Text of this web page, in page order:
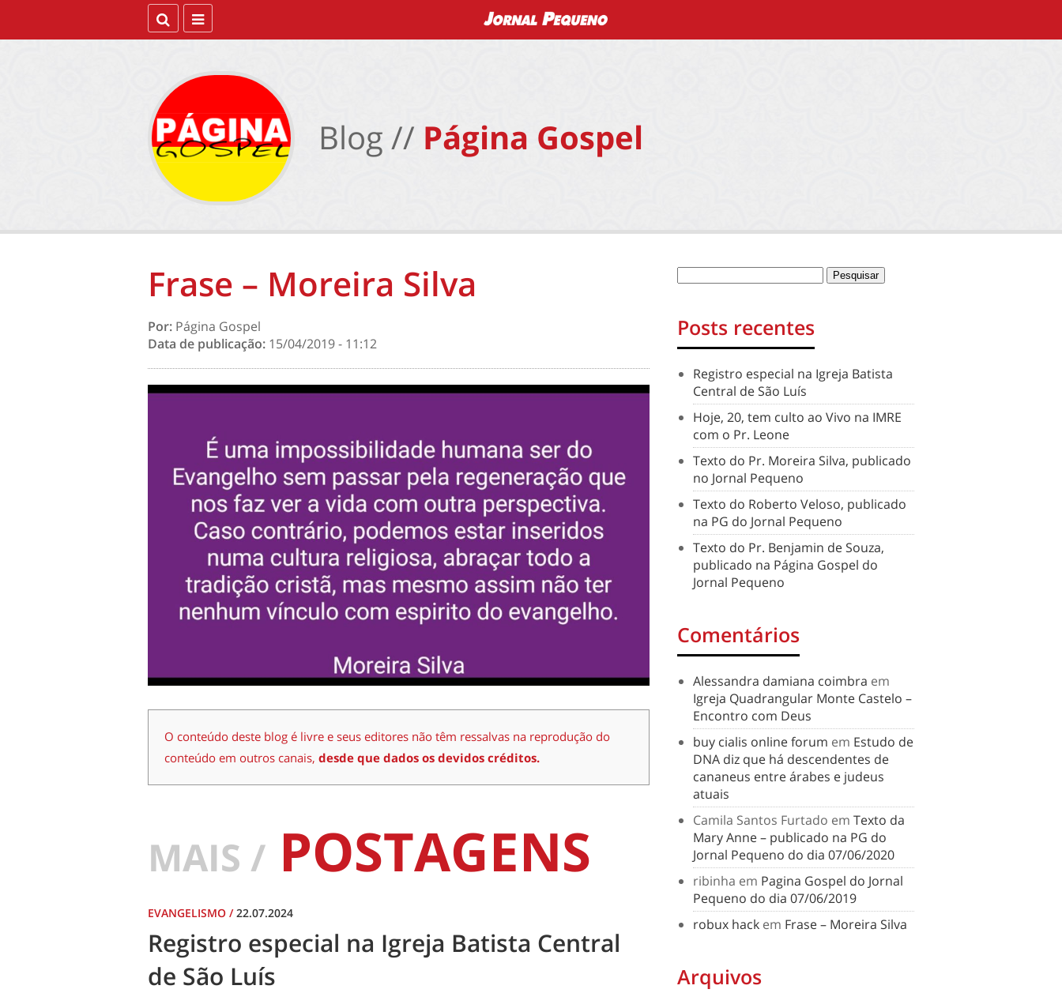
Blog // Página Gospel
Frase – Moreira Silva
Por: Página Gospel
Data de publicação: 15/04/2019 - 11:12
O conteúdo deste blog é livre e seus editores não têm ressalvas na reprodução do
conteúdo em outros canais, desde que dados os devidos créditos.
MAIS / POSTAGENS
EVANGELISMO /22.07.2024
Registro especial na Igreja Batista Central
de São Luís
Posts recentes
Registro especial na Igreja Batista
Central de São Luís
Hoje, 20, tem culto ao Vivo na IMRE
com o Pr. Leone
Texto do Pr. Moreira Silva, publicado
no Jornal Pequeno
Texto do Roberto Veloso, publicado
na PG do Jornal Pequeno
Texto do Pr. Benjamin de Souza,
publicado na Página Gospel do
Jornal Pequeno
Comentários
Alessandra damiana coimbra em
Igreja Quadrangular Monte Castelo –
Encontro com Deus
buy cialis online forum em Estudo de
DNA diz que há descendentes de
cananeus entre árabes e judeus
atuais
Camila Santos Furtado em Texto da
Mary Anne – publicado na PG do
Jornal Pequeno do dia 07/06/2020
ribinha em Pagina Gospel do Jornal
Pequeno do dia 07/06/2019
robux hack em Frase – Moreira Silva
Arquivos